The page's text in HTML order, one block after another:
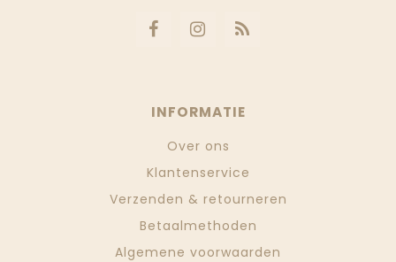
INFORMATIE
Over ons
Klantenservice
Verzenden & retourneren
Betaalmethoden
Algemene voorwaarden